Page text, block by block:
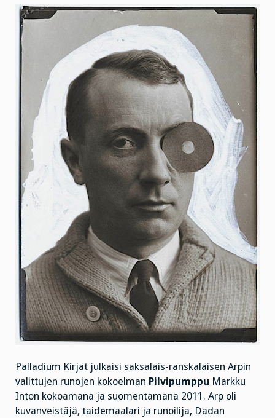
Palladium Kirjat julkaisi saksalais-ranskalaisen Arpin
valittujen runojen kokoelman Pilvipumppu Markku
Inton kokoamana ja suomentamana 2011. Arp oli
kuvanveistäjä, taidemaalari ja runoilija, Dadan